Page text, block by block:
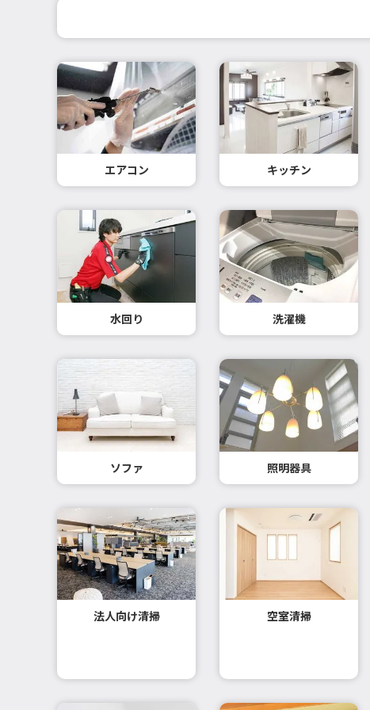
エアコン キッチン
水回り 洗濯機
ソファ 照明器具
法人向け清掃 空室清掃